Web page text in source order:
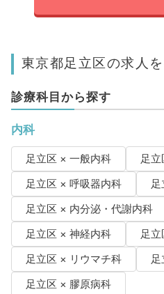
東京都足立区の求人
診療科目から探す
内科
足立区 × 一般内科
足
足立区 × 呼吸器内科
足
足立区 × 内分泌・代謝内科
足立区 × 神経内科
足
足立区 × リウマチ科
足
足立区 × 膠原病科